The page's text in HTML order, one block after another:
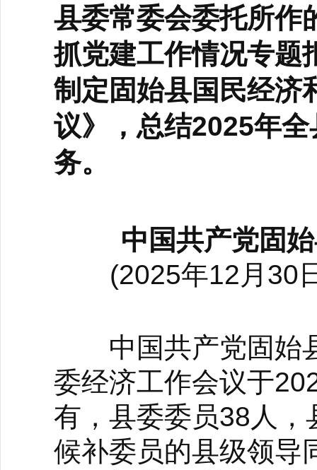
县委常委会委托所作
抓党建工作情况专题
制定固始县国民经济
议》，总结2025年
务。
中国共产党固
(2025年12月30
中国共产党固始县
委经济工作会议于
有，县委委员38人
候补委员的县级领导